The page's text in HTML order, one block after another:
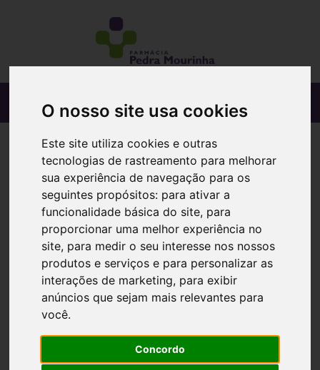
O nosso site usa cookies
Este site utiliza cookies e outras
tecnologias de rastreamento para melhorar
sua experiência de navegação para os
seguintes propósitos: para ativar a
funcionalidade básica do site, para
proporcionar uma melhor experiência no
site, para medir o seu interesse nos nossos
produtos e serviços e para personalizar as
interações de marketing, para exibir
anúncios que sejam mais relevantes para
você.
Concordo